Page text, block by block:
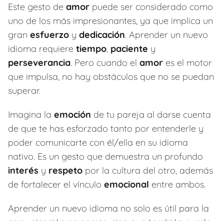
Este gesto de amor puede ser considerado como
uno de los más impresionantes, ya que implica un
gran esfuerzo y dedicación. Aprender un nuevo
idioma requiere tiempo, paciente y
perseverancia. Pero cuando el amor es el motor
que impulsa, no hay obstáculos que no se puedan
superar.
Imagina la emoción de tu pareja al darse cuenta
de que te has esforzado tanto por entenderle y
poder comunicarte con él/ella en su idioma
nativo. Es un gesto que demuestra un profundo
interés y respeto por la cultura del otro, además
de fortalecer el vínculo emocional entre ambos.
Aprender un nuevo idioma no solo es útil para la